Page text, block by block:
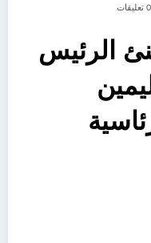
0 تعليقات
الرئيس